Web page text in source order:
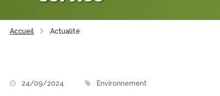
Accueil Actualité
24/09/2024 Environnement